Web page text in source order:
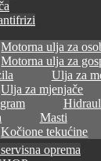
Motorna ulja za
Motorna ulja za
Ulja za
Ulja za mjenjače
Masti
Kočione tekućine
oprema